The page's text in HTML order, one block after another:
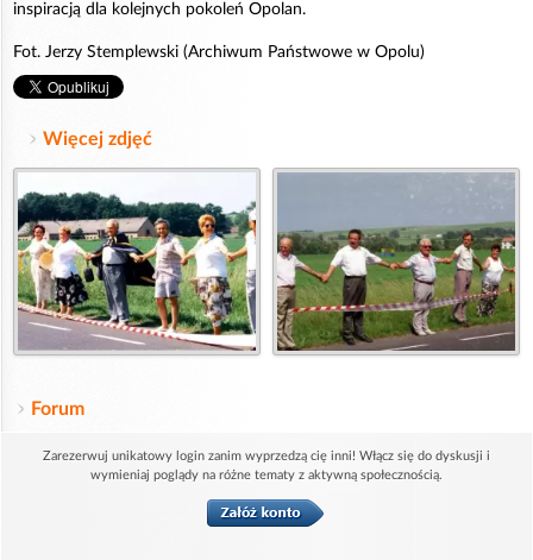
inspiracją dla kolejnych pokoleń Opolan.
Fot. Jerzy Stemplewski (Archiwum Państwowe w Opolu)
Więcej zdjęć
Forum
Zarezerwuj unikatowy login zanim wyprzedzą cię inni! Włącz się do dyskusji i
wymieniaj poglądy na różne tematy z aktywną społecznością.